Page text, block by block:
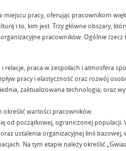
miejscu pracy, oferując pracownikom
i to, kim jest. Trzy główne obszary,
pracowników. Ogólnie rzecz
relacje, praca w zespołach i atmosfera
pracy i elastyczność oraz rozwój
zaktualizowana technologia; oraz
określić wartości pracowników.
od początkowej, ograniczonej populacji.
ustalenia organizacyjnej linii bazowej,
Na tym etapie należy określić